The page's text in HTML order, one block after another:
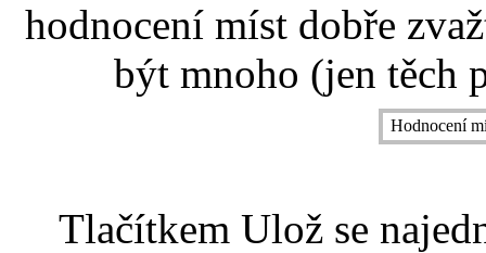
hodnocení míst dobře
být mnoho (jen těch
Hodnocení
Tlačítkem Ulož se